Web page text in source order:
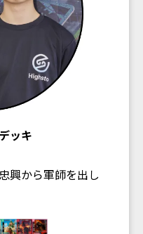
ッキ
興から軍師を出し